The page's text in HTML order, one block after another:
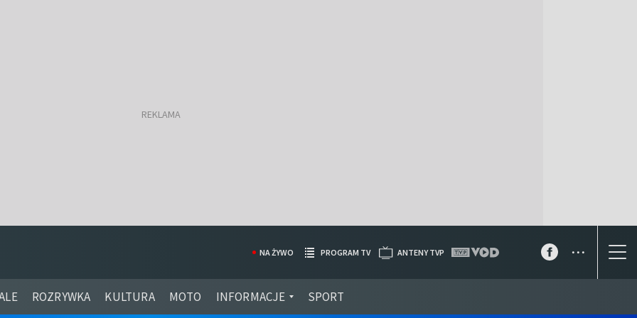
ROZRYWKA KULTURA MOTO INFORMACJE SPORT
NA ŻYWO PROGRAM TV ANTENY TVP ...